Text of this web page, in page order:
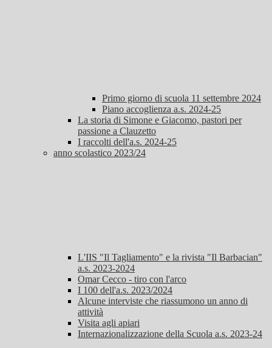
Primo giorno di scuola 11 settembre 2024
Piano accoglienza a.s. 2024-25
La storia di Simone e Giacomo, pastori per
passione a Clauzetto
I raccolti dell'a.s. 2024-25
anno scolastico 2023/24
L'IIS "Il Tagliamento" e la rivista "Il Barbacian"
a.s. 2023-2024
Omar Cecco - tiro con l'arco
I 100 dell'a.s. 2023/2024
Alcune interviste che riassumono un anno di
attività
Visita agli apiari
Internazionalizzazione della Scuola a.s. 2023-24